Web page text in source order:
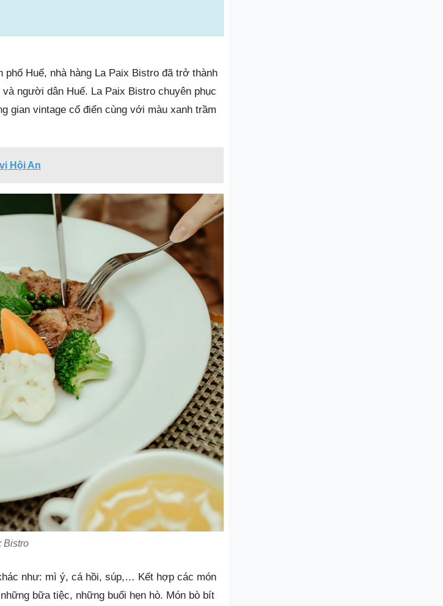
Huế, nhà hàng La Paix Bistro đã trở thành
người dân Huế. La Paix Bistro chuyên phục
gian vintage cổ điển cùng với màu xanh trầm
Hội An
Bistro
như: mì ý, cá hồi, súp,… Kết hợp các món
bữa tiệc, những buổi hẹn hò. Món bò bít